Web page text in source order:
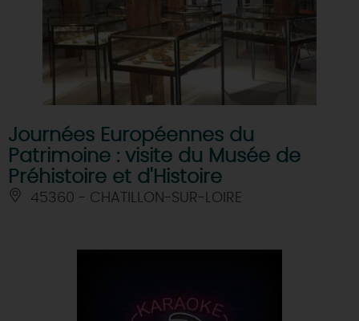
Journées Européennes du
Patrimoine : visite du Musée de
Préhistoire et d'Histoire
45360 - CHATILLON-SUR-LOIRE